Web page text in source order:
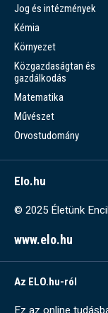
Jog és intézmények
Kémia
Környezet
Közgazdaságtan és
gazdálkodás
Matematika
Művészet
Orvostudomány
Elo.hu
© 2025 Életünk
www.elo.hu
Az ELO.hu-ról